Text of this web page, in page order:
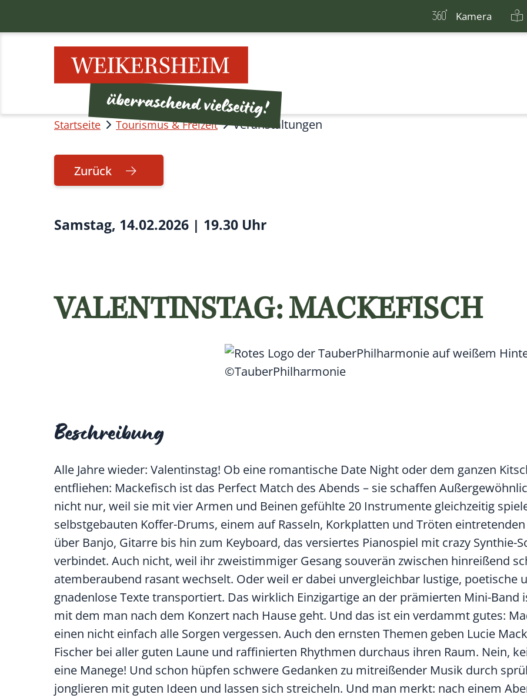
Kamera
Startseite Tourismus & Freizeit Veranstaltungen
Zurück
Samstag, 14.02.2026 | 19.30 Uhr
VALENTINSTAG: MACKEFISCH
©TauberPhilharmonie
Beschreibung
Alle Jahre wieder: Valentinstag! Ob eine romantische Date Night oder dem ganzen
entfliehen: Mackefisch ist das Perfect Match des Abends – sie schaffen
nicht nur, weil sie mit vier Armen und Beinen gefühlte 20 Instrumente gleichzeitig
selbstgebauten Koffer-Drums, einem auf Rasseln, Korkplatten und Tröten
über Banjo, Gitarre bis hin zum Keyboard, das versiertes Pianospiel mit crazy Synthie-
verbindet. Auch nicht, weil ihr zweistimmiger Gesang souverän zwischen hinreißend
atemberaubend rasant wechselt. Oder weil er dabei unvergleichbar lustige, poetische
gnadenlose Texte transportiert. Das wirklich Einzigartige an der prämierten Mini-Band
mit dem man nach dem Konzert nach Hause geht. Und das ist ein verdammt gutes:
einen nicht einfach alle Sorgen vergessen. Auch den ernsten Themen geben Lucie
Fischer bei aller guten Laune und raffinierten Rhythmen durchaus ihren Raum. Nein,
eine Manege! Und schon hüpfen schwere Gedanken zu mitreißender Musik durch
jonglieren mit guten Ideen und lassen sich streicheln. Und man merkt: nach einem